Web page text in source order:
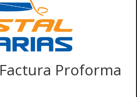
Factura Proforma